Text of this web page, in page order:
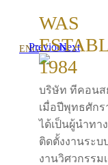
ENGPreviousNext
WAS
1984
บริษัท ทีคอนส
เมื่อปีพุทธศักร
ได้เป็นผู้นำทา
ติดตั้งงานระบ
งานวิศวกรรม